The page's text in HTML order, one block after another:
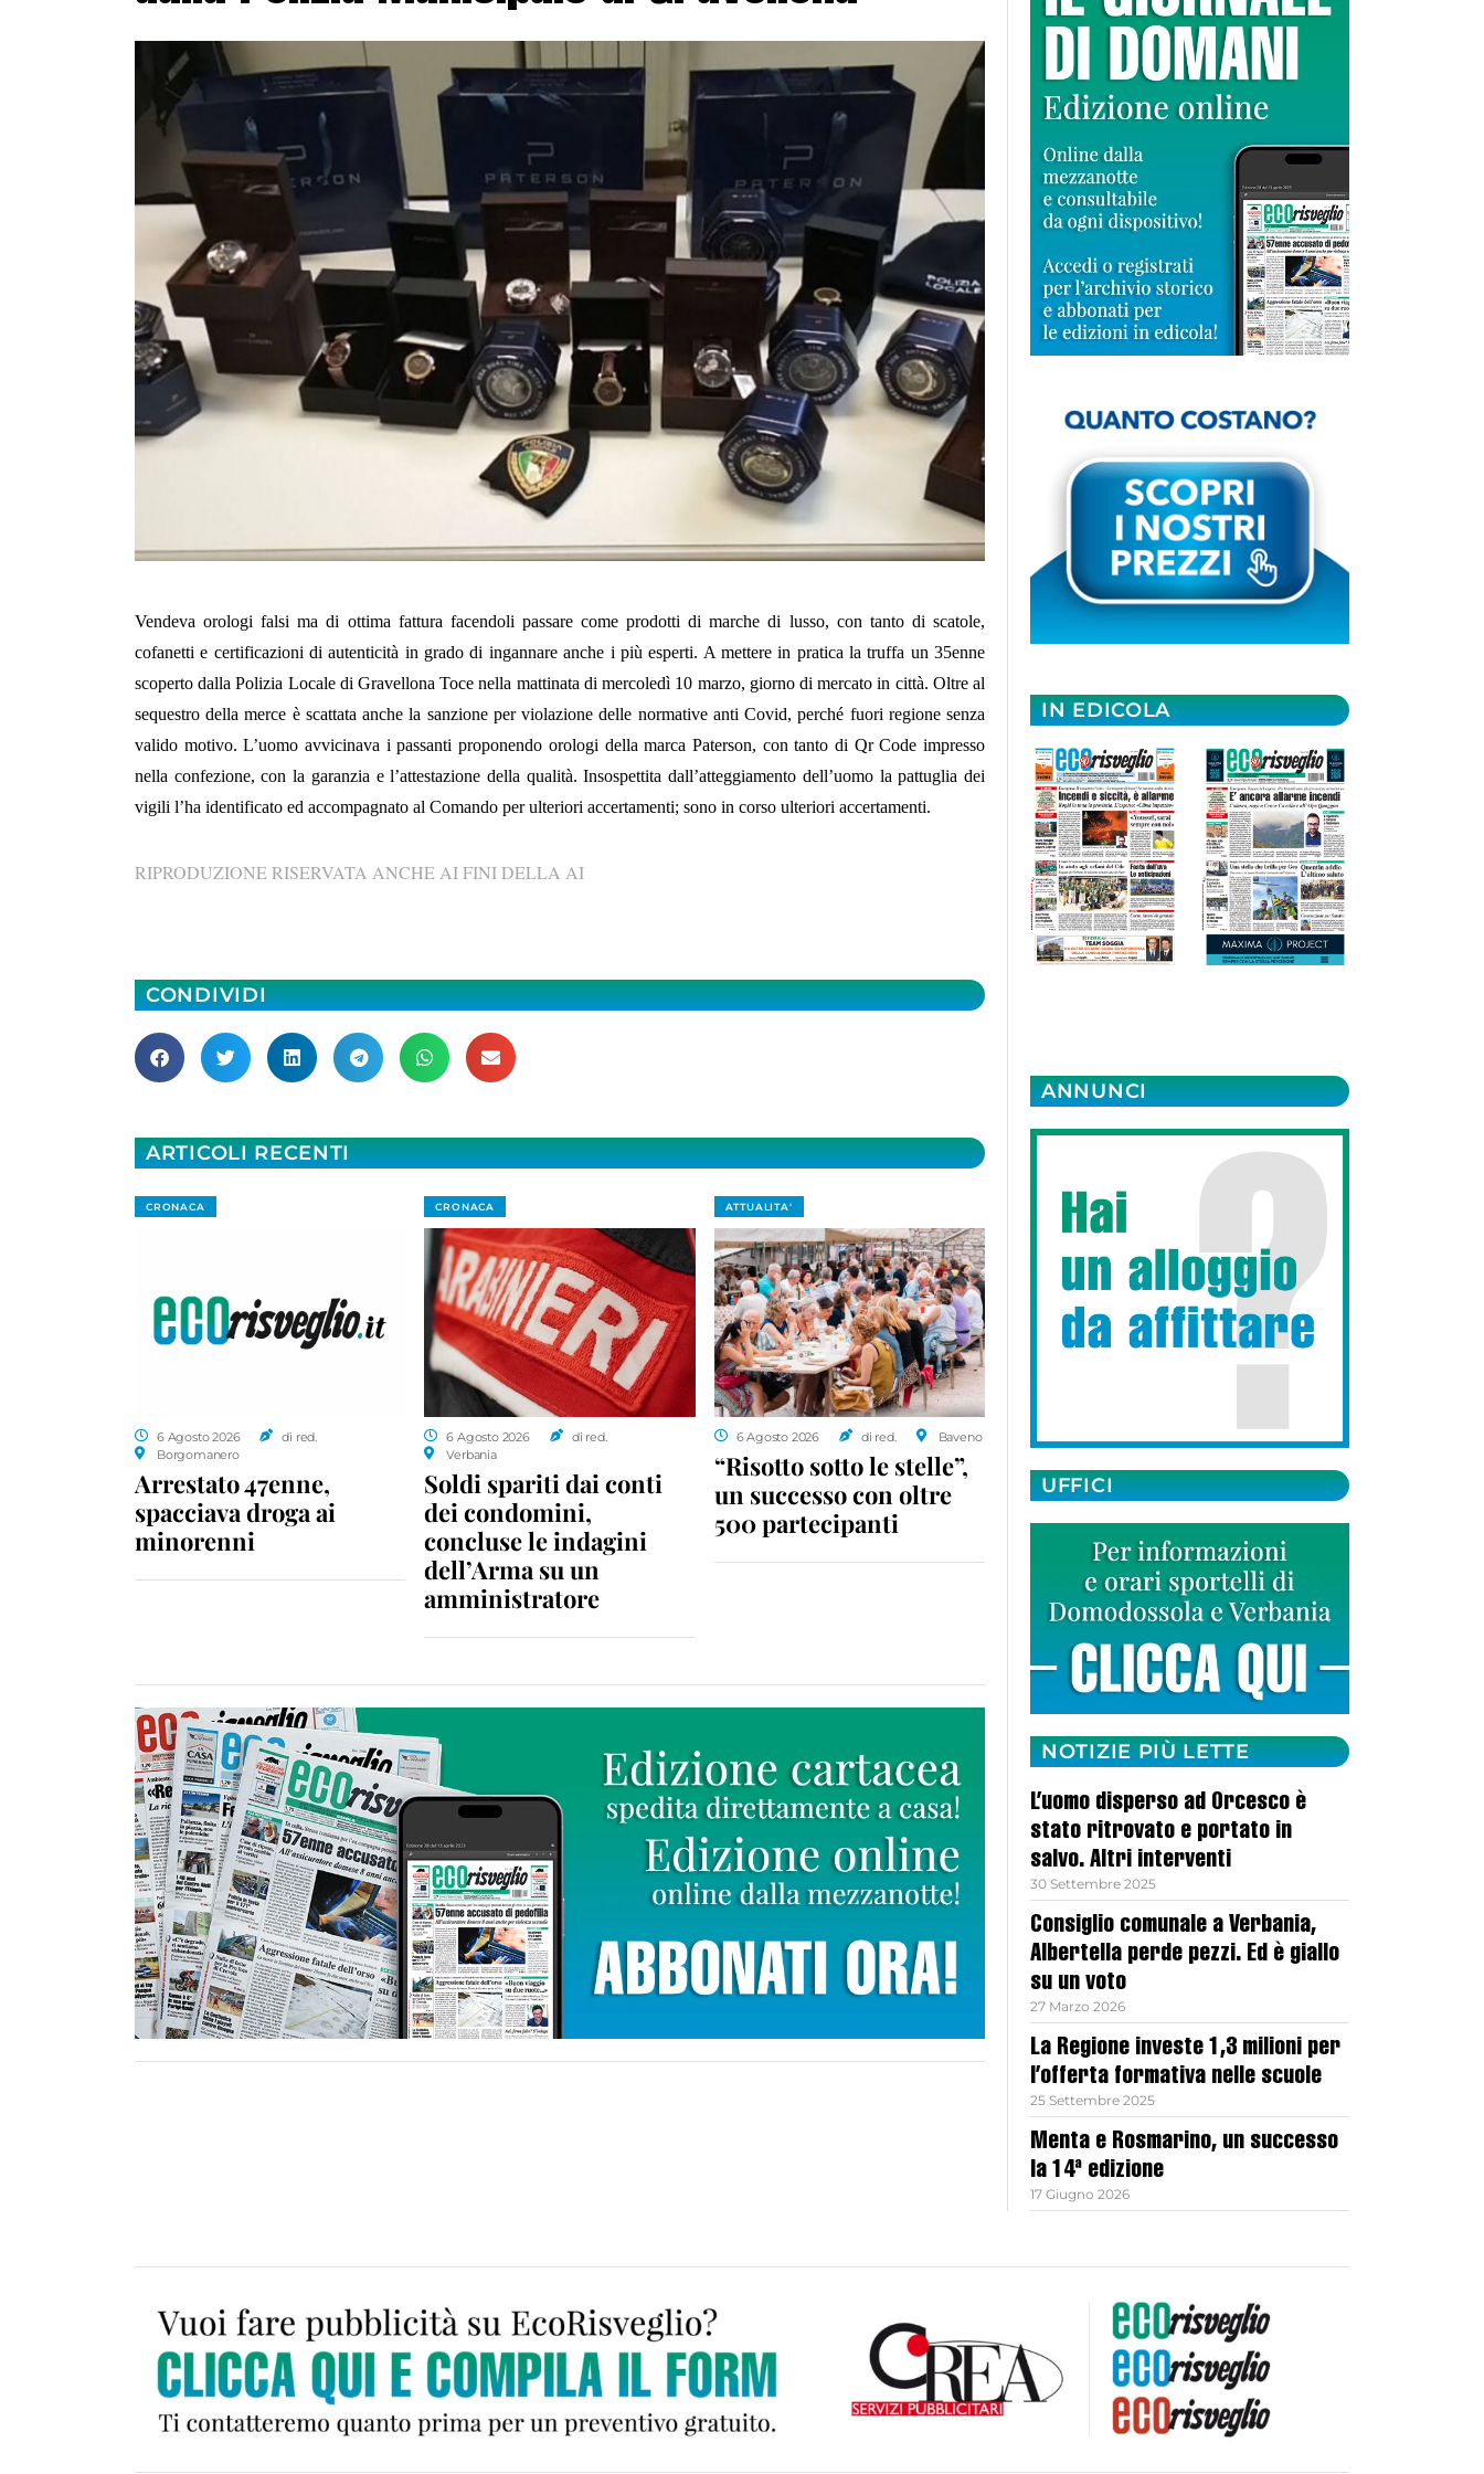
Vendeva orologi falsi ma di ottima fattura facendoli passare come prodotti di marche di lusso, con tanto di scatole,
cofanetti e certificazioni di autenticità in grado di ingannare anche i più esperti. A mettere in pratica la truffa un 35enne
scoperto dalla Polizia Locale di Gravellona Toce nella mattinata di mercoledì 10 marzo, giorno di mercato in città. Oltre al
sequestro della merce è scattata anche la sanzione per violazione delle normative anti Covid, perché fuori regione senza
valido motivo. L’uomo avvicinava i passanti proponendo orologi della marca Paterson, con tanto di Qr Code impresso
nella confezione, con la garanzia e l’attestazione della qualità. Insospettita dall’atteggiamento dell’uomo la pattuglia dei
vigili l’ha identificato ed accompagnato al Comando per ulteriori accertamenti; sono in corso ulteriori accertamenti.
RIPRODUZIONE RISERVATA ANCHE AI FINI DELLA AI
CONDIVIDI
ARTICOLI RECENTI
CRONACA
6 Agosto 2026
di red.
Borgomanero
Arrestato 47enne,
spacciava droga ai
minorenni
CRONACA
6 Agosto 2026
di red.
Verbania
Soldi spariti dai conti
dei condomini,
concluse le indagini
dell’Arma su un
amministratore
ATTUALITA'
6 Agosto 2026 di red. Baveno
“Risotto sotto le stelle”,
un successo con oltre
500 partecipanti
IN EDICOLA
ANNUNCI
UFFICI
NOTIZIE PIÙ LETTE
L’uomo disperso ad Orcesco è
stato ritrovato e portato in
salvo. Altri interventi
30 Settembre 2025
Consiglio comunale a Verbania,
Albertella perde pezzi. Ed è giallo
su un voto
27 Marzo 2026
La Regione investe 1,3 milioni per
l’offerta formativa nelle scuole
25 Settembre 2025
Menta e Rosmarino, un successo
la 14ª edizione
17 Giugno 2026